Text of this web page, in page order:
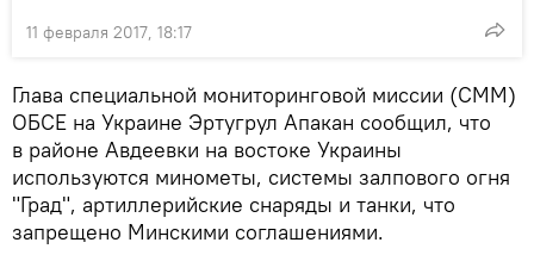
11 февраля 2017, 18:17
Глава специальной мониторинговой миссии (СММ)
ОБСЕ на Украине Эртугрул Апакан сообщил, что
в районе Авдеевки на востоке Украины
используются минометы, системы залпового огня
"Град", артиллерийские снаряды и танки, что
запрещено Минскими соглашениями.